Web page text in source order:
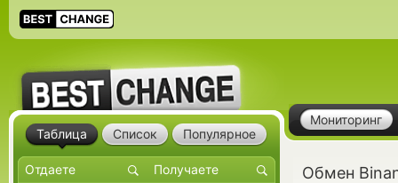
Мониторинг
Обмен
Таблица Список Популярное